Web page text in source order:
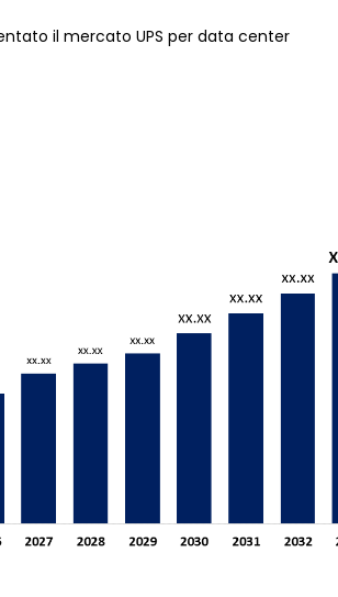
il mercato UPS per data center